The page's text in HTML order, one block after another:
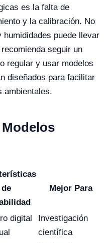
es la falta de
y la calibración. No
puede llevar
seguir un
regular y usar modelos
diseñados para facilitar
ambientales.
de
Mejor Para
digital
Investigación
científica